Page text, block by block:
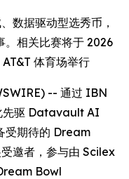
数据驱动型选秀币，
。相关比赛将于 2026
体育场举行
-- 通过 IBN
先驱 Datavault AI
受期待的 Dream
邀者，参与由 Scilex
Bowl